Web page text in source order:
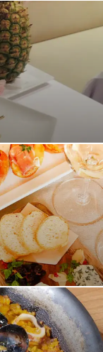
日寝かせ、フォア
沢さと優雅さを
器にした、ここで
数の方々や、カッ
しんでは如何です
っては如何です
☆ 一口頬張れば笑
ります♪RACLERの